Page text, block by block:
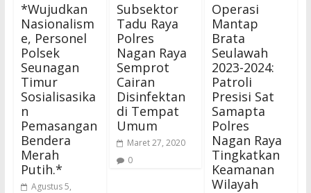
*Wujudkan
Nasionalism
e, Personel
Polsek
Seunagan
Timur
Sosialisasika
n
Pemasangan
Bendera
Merah
Putih.*
Agustus 5,
Subsektor
Tadu Raya
Polres
Nagan Raya
Semprot
Cairan
Disinfektan
di Tempat
Umum
Maret 27, 2020
0
Operasi
Mantap
Brata
Seulawah
2023-2024:
Patroli
Presisi Sat
Samapta
Polres
Nagan Raya
Tingkatkan
Keamanan
Wilayah